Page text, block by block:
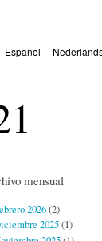
Español
mensual
2026(2)
2025(1)